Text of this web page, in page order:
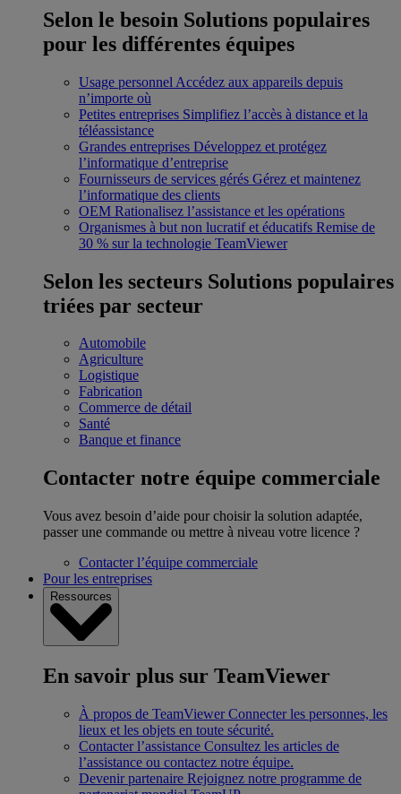
Selon le besoin Solutions populaires
pour les différentes équipes
Usage personnel Accédez aux appareils depuis
n’importe où
Petites entreprises Simplifiez l’accès à distance et la
téléassistance
Grandes entreprises Développez et protégez
l’informatique d’entreprise
Fournisseurs de services gérés Gérez et maintenez
l’informatique des clients
OEM Rationalisez l’assistance et les opérations
Organismes à but non lucratif et éducatifs Remise de
30 % sur la technologie TeamViewer
Selon les secteurs Solutions populaires
triées par secteur
Automobile
Agriculture
Logistique
Fabrication
Commerce de détail
Santé
Banque et finance
Contacter notre équipe commerciale
Vous avez besoin d’aide pour choisir la solution adaptée,
passer une commande ou mettre à niveau votre licence ?
Contacter l’équipe commerciale
Pour les entreprises
Ressources
En savoir plus sur TeamViewer
À propos de TeamViewer Connecter les personnes, les
lieux et les objets en toute sécurité.
Contacter l’assistance Consultez les articles de
l’assistance ou contactez notre équipe.
Devenir partenaire Rejoignez notre programme de